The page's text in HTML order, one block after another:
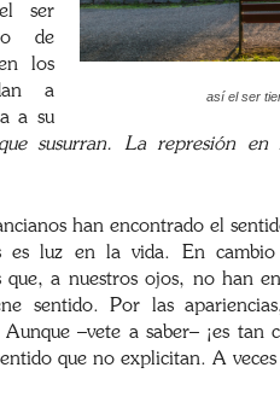
así el ser
ser
de
los
a
a su
susurran. La represión en
han encontrado el
luz en la vida. En cambio
que, a nuestros ojos, no han
sentido. Por las
–vete a saber– ¡es tan
que no explicitan. A veces